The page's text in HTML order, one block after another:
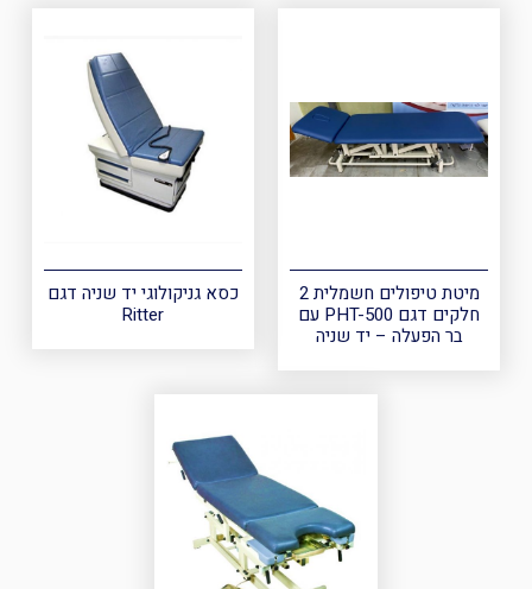
מיטת טיפולים חשמלית 2
חלקים דגם PHT-500 עם
בר הפעלה – יד שניה
כסא גניקולוגי יד שניה דגם
Ritter